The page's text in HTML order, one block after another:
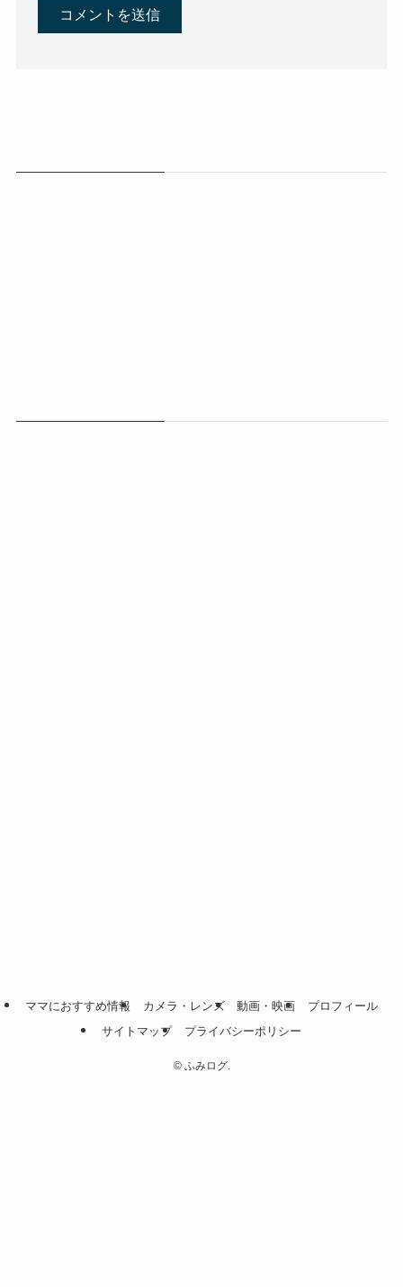
ママにおすすめ情報 カメラ・レンズ 動画・映画
プロフィール
サイトマップ
プライバシーポリシー
©ふみログ.